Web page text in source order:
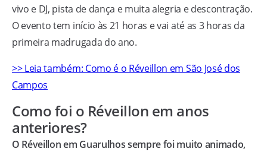
vivo e DJ, pista de dança e muita alegria e descontração.
O evento tem início às 21 horas e vai até as 3 horas da
primeira madrugada do ano.
>> Leia também: Como é o Réveillon em São José dos
Campos
Como foi o Réveillon em anos
anteriores?
O Réveillon em Guarulhos sempre foi muito animado,